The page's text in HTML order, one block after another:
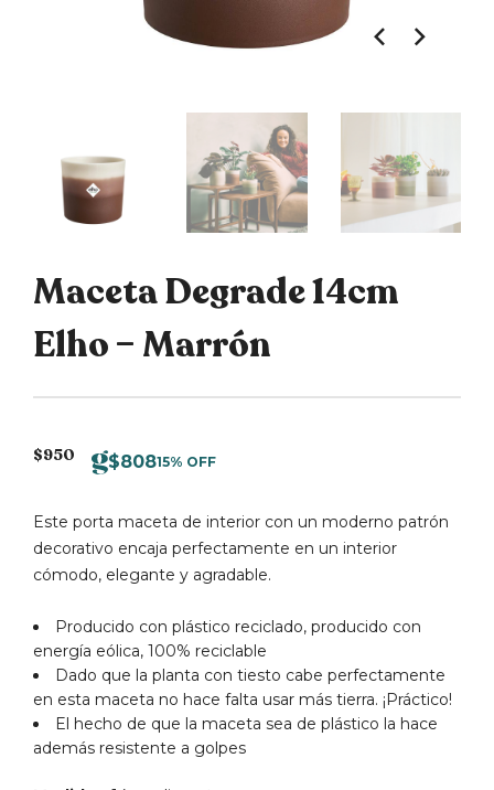
Maceta Degrade 14cm
Elho – Marrón
$950 $80815% OFF
Este porta maceta de interior con un moderno patrón
decorativo encaja perfectamente en un interior
cómodo, elegante y agradable.
Producido con plástico reciclado, producido con
energía eólica, 100% reciclable
Dado que la planta con tiesto cabe perfectamente
en esta maceta no hace falta usar más tierra. ¡Práctico!
El hecho de que la maceta sea de plástico la hace
además resistente a golpes